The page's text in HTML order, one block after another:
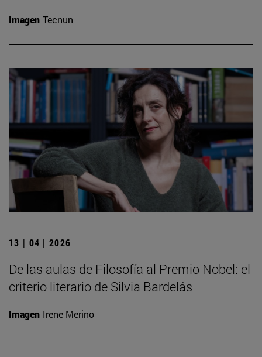
Imagen Tecnun
13 | 04 | 2026
De las aulas de Filosofía al Premio Nobel: el
criterio literario de Silvia Bardelás
Imagen Irene Merino